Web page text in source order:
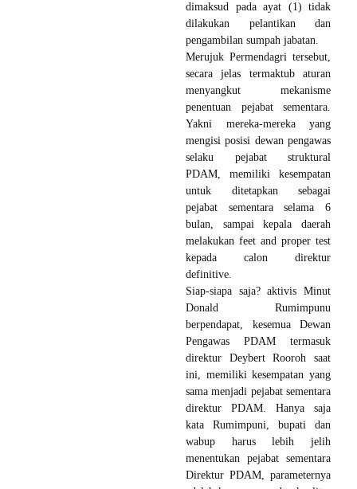
dimaksud pada ayat (1) tidak
dilakukan pelantikan dan
pengambilan sumpah jabatan.
Merujuk Permendagri tersebut,
secara jelas termaktub aturan
menyangkut mekanisme
penentuan pejabat sementara.
Yakni mereka-mereka yang
mengisi posisi dewan pengawas
selaku pejabat struktural
PDAM, memiliki kesempatan
untuk ditetapkan sebagai
pejabat sementara selama 6
bulan, sampai kepala daerah
melakukan feet and proper test
kepada calon direktur
definitive.
Siap-siapa saja? aktivis Minut
Donald Rumimpunu
berpendapat, kesemua Dewan
Pengawas PDAM termasuk
direktur Deybert Rooroh saat
ini, memiliki kesempatan yang
sama menjadi pejabat sementara
direktur PDAM. Hanya saja
kata Rumimpuni, bupati dan
wabup harus lebih jelih
menentukan pejabat sementara
Direktur PDAM, parameternya